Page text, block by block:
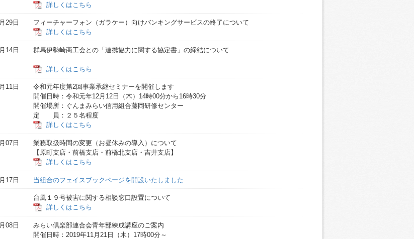
詳しくはこちら
29日
フィーチャーフォン（ガラケー）向けバンキングサービスの終了について
詳しくはこちら
14日 群馬伊勢崎商工会との「連携協力に関する協定書」の締結について
詳しくはこちら
11日
令和元年度第2回事業承継セミナーを開催します
開催日時：令和元年12月12日（木）14時00分から16時30分
開催場所：ぐんまみらい信用組合藤岡研修センター
定 員：２５名程度
詳しくはこちら
07日
業務取扱時間の変更（お昼休みの導入）について
【原町支店・前橋支店・前橋北支店・吉井支店】
詳しくはこちら
17日 当組合のフェイスブックページを開設いたしました
台風１９号被害に関する相談窓口設置について
詳しくはこちら
08日
みらい倶楽部連合会青年部練成講座のご案内
開催日時：2019年11月21日（木）17時00分～